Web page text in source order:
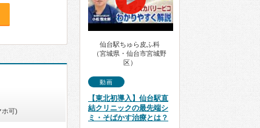
ホ可)
仙台駅ちゅら皮ふ科
（宮城県・仙台市宮城野
区）
動画
【東北初導入】仙台駅直
結クリニックの最先端シ
ミ・そばかす治療とは？